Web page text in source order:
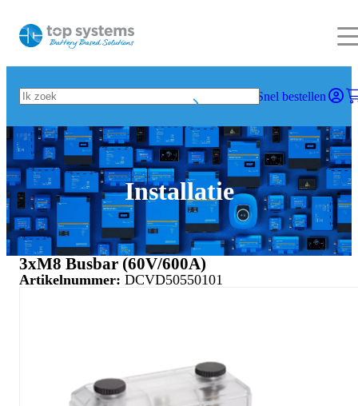
Snel bestellen
Installatie
3xM8 Busbar (60V/600A)
Artikelnummer: DCVD50550101